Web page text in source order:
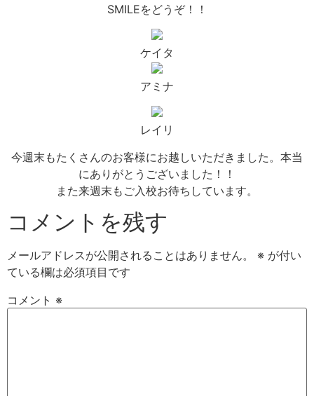
SMILEをどうぞ！！
ケイタ
アミナ
レイリ
今週末もたくさんのお客様にお越しいただきました。本当
にありがとうございました！！
また来週末もご入校お待ちしています。
コメントを残す
メールアドレスが公開されることはありません。 ※ が付い
ている欄は必須項目です
コメント ※